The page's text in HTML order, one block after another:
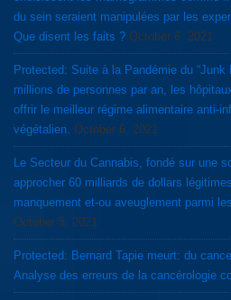
du sein seraient manipulées par les
Que disent les faits ? October 6, 2021
Protected: Suite à la Pandémie du “Junk
millions de personnes par an, les
offrir le meilleur régime alimentaire anti-
végétalien. October 6, 2021
Le Secteur du Cannabis, fondé sur une
approcher 60 milliards de dollars
manquement et-ou aveuglement parmi
October 5, 2021
Protected: Bernard Tapie meurt: du
Analyse des erreurs de la cancérologie